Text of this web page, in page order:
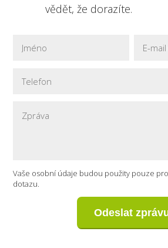
vědět, že dorazíte.
Vaše osobní údaje budou použity pouze
dotazu.
Odeslat